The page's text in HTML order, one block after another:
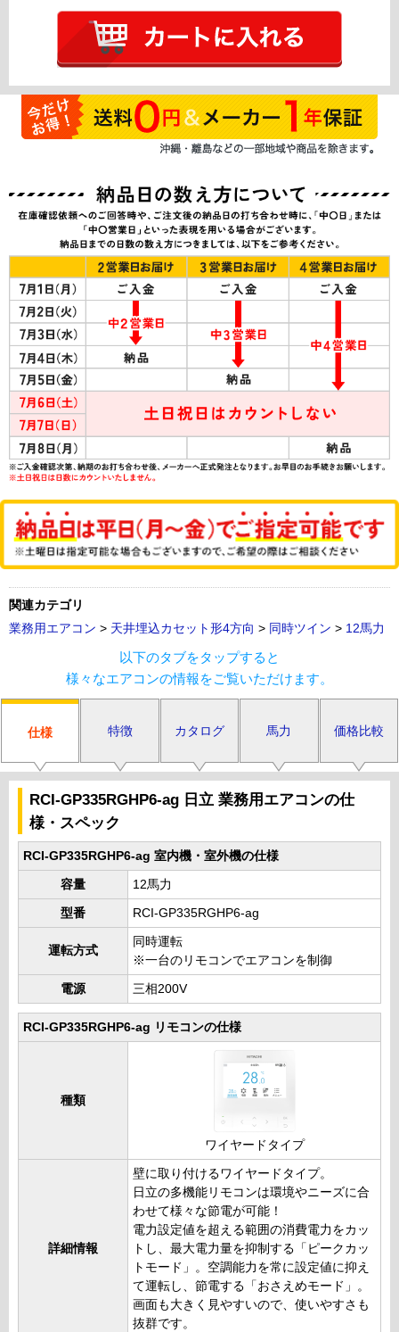
関連カテゴリ
業務用エアコン > 天井埋込カセット形4方向 > 同時ツイン > 12馬力
以下のタブをタップすると
様々なエアコンの情報をご覧いただけます。
仕様 特徴 カタログ 馬力 価格比較
RCI-GP335RGHP6-ag 日立 業務用エアコンの仕
様・スペック
RCI-GP335RGHP6-ag 室内機・室外機の仕様
容量 12馬力
型番 RCI-GP335RGHP6-ag
運転方式
同時運転
※一台のリモコンでエアコンを制御
電源 三相200V
RCI-GP335RGHP6-ag リモコンの仕様
種類
ワイヤードタイプ
詳細情報
壁に取り付けるワイヤードタイプ。
日立の多機能リモコンは環境やニーズに合
わせて様々な節電が可能！
電力設定値を超える範囲の消費電力をカッ
トし、最大電力量を抑制する「ピークカッ
トモード」。空調能力を常に設定値に抑え
て運転し、節電する「おさえめモード」。
画面も大きく見やすいので、使いやすさも
抜群です。